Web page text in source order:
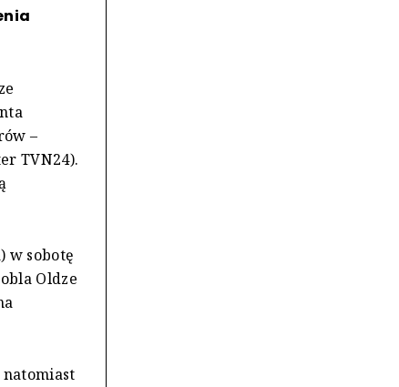
–
TVN24).
w sobotę
Oldze
natomiast